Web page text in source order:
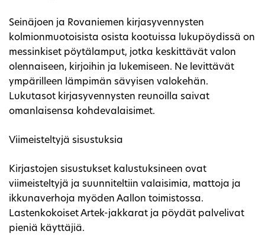
Seinäjoen ja Rovaniemen kirjasyvennysten
kolmionmuotoisista osista kootuissa lukupöydissä on
messinkiset pöytälamput, jotka keskittävät valon
olennaiseen, kirjoihin ja lukemiseen. Ne levittävät
ympärilleen lämpimän sävyisen valokehän.
Lukutasot kirjasyvennysten reunoilla saivat
omanlaisensa kohdevalaisimet.
Viimeisteltyjä sisustuksia
Kirjastojen sisustukset kalustuksineen ovat
viimeisteltyjä ja suunniteltiin valaisimia, mattoja ja
ikkunaverhoja myöden Aallon toimistossa.
Lastenkokoiset Artek-jakkarat ja pöydät palvelivat
pieniä käyttäjiä.